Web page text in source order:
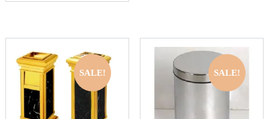
SALE!
QUICK LOOK
SALE!
QUICK LOOK